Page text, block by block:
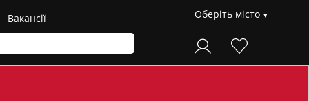
Вакансії Оберіть місто